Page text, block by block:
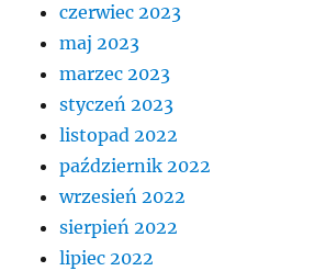
czerwiec 2023
maj 2023
marzec 2023
styczeń 2023
listopad 2022
październik 2022
wrzesień 2022
sierpień 2022
lipiec 2022